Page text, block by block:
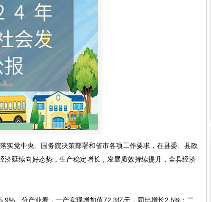
实党中央、国务院决策部署和省市各项工作要求，在县委、县政
延续向好态势，生产稳定增长，发展质效持续提升，全县经济
。分产业看，一产实现增加值72.3亿元，同比增长2.5%；二